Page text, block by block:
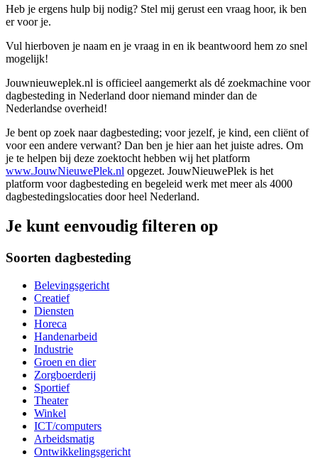
Heb je ergens hulp bij nodig? Stel mij gerust een vraag hoor, ik ben
er voor je.
Vul hierboven je naam en je vraag in en ik beantwoord hem zo snel
mogelijk!
Jouwnieuweplek.nl is officieel aangemerkt als dé zoekmachine voor
dagbesteding in Nederland door niemand minder dan de
Nederlandse overheid!
Je bent op zoek naar dagbesteding; voor jezelf, je kind, een cliënt of
voor een andere verwant? Dan ben je hier aan het juiste adres. Om
je te helpen bij deze zoektocht hebben wij het platform
www.JouwNieuwePlek.nl opgezet. JouwNieuwePlek is het
platform voor dagbesteding en begeleid werk met meer als 4000
dagbestedingslocaties door heel Nederland.
Je kunt eenvoudig filteren op
Soorten dagbesteding
Belevingsgericht
Creatief
Diensten
Horeca
Handenarbeid
Industrie
Groen en dier
Zorgboerderij
Sportief
Theater
Winkel
ICT/computers
Arbeidsmatig
Ontwikkelingsgericht